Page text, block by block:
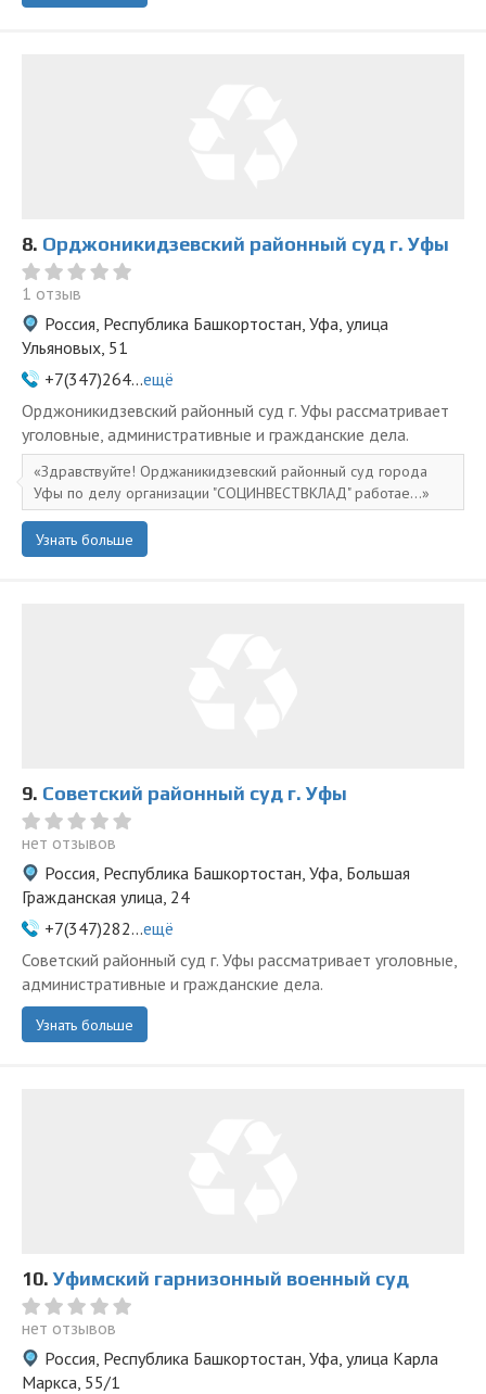
8. Орджоникидзевский районный суд г. Уфы
1 отзыв
Россия, Республика Башкортостан, Уфа, улица
Ульяновых, 51
+7(347)264...ещё
Орджоникидзевский районный суд г. Уфы рассматривает
уголовные, административные и гражданские дела.
Здравствуйте! Орджаникидзевский районный суд города
Уфы по делу организации "СОЦИНВЕСТВКЛАД" работае...
Узнать больше
9. Советский районный суд г. Уфы
нет отзывов
Россия, Республика Башкортостан, Уфа, Большая
Гражданская улица, 24
+7(347)282...ещё
Советский районный суд г. Уфы рассматривает уголовные,
административные и гражданские дела.
Узнать больше
10.Уфимский гарнизонный военный суд
нет отзывов
Россия, Республика Башкортостан, Уфа, улица Карла
Маркса, 55/1